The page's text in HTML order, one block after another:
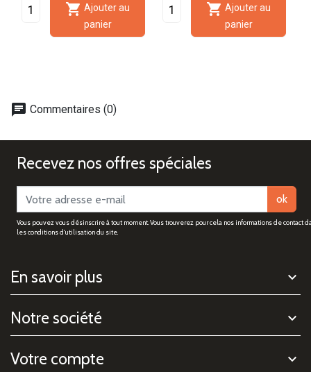
 Ajouter au
panier
 Ajouter au
panier
chat Commentaires (0)
Recevez nos offres spéciales
ok
Vous pouvez vous désinscrire à tout moment. Vous trouverez pour cela nos informations de contact
les conditions d'utilisation du site.
En savoir plus
Notre société
Votre compte